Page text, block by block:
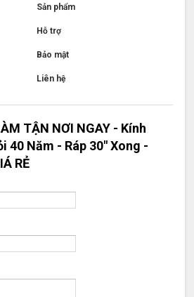
Sản phẩm
Hỗ trợ
Bảo mật
Liên hệ
TẬN NƠI NGAY - Kính
40 Năm - Ráp 30" Xong -
RẺ